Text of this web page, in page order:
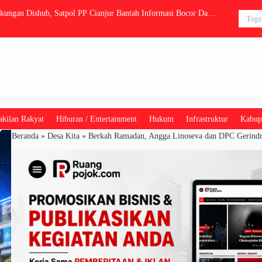
Bibir Sungai, Bupati Cianjur dan Dinas Perizinan Akan
Program
Rakyat Hiburan / Entertainment Hukum Infrastruktur
Beranda » Desa Kita » Berkah Ramadan, Angga Linoseva dan DPC